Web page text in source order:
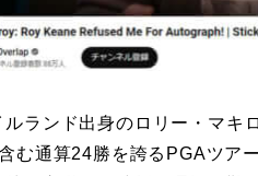
ランド出身のロリー・マキ
む通算24勝を誇るPGAツア